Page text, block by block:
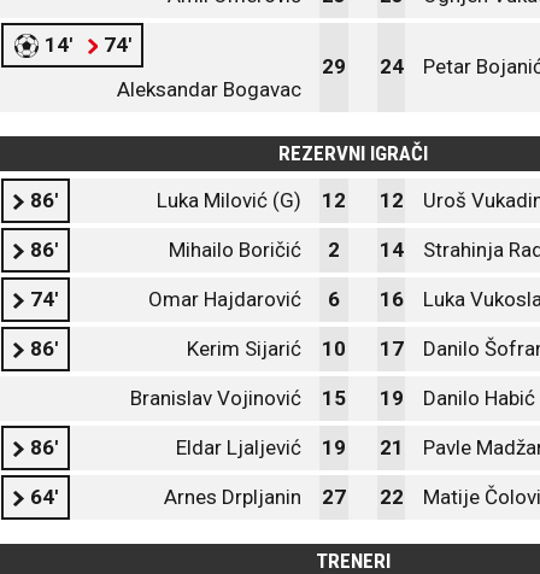
14'
74'
Aleksandar Bogavac
29 24 Petar
REZERVNI IGRAČI
86'
Luka Milović (G) 12 12 Uroš
86' Mihailo Boričić 2 14 Strahinja
74' Omar Hajdarović 6 16 Luka
86' Kerim Sijarić 10 17 Danilo
Branislav Vojinović 15 19 Danilo Habić
86' Eldar Ljaljević 19 21 Pavle
64' Arnes Drpljanin 27 22 Matije
TRENERI